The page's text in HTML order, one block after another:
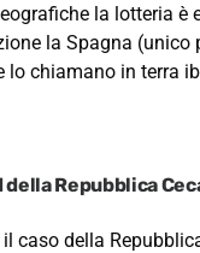
la lotteria
la Spagna
lo chiamano in terra
Repubblica
caso della